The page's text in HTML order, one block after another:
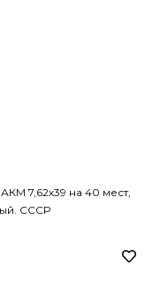
7,62х39 на 40 мест,
СССР